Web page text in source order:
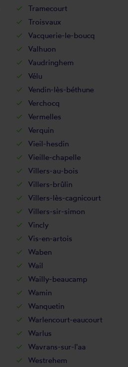
Tramecourt
Troisvaux
Vacquerie-le-boucq
Valhuon
Vaudringhem
Vélu
Vendin-lès-béthune
Verchocq
Vermelles
Verquin
Vieil-hesdin
Vieille-chapelle
Villers-au-bois
Villers-brûlin
Villers-lès-cagnicourt
Villers-sir-simon
Vincly
Vis-en-artois
Waben
Wail
Wailly-beaucamp
Wamin
Wanquetin
Warlencourt-eaucourt
Warlus
Wavrans-sur-l'aa
Westrehem